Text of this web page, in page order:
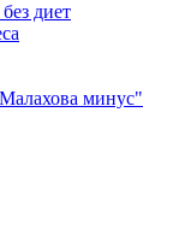
диет
минус"